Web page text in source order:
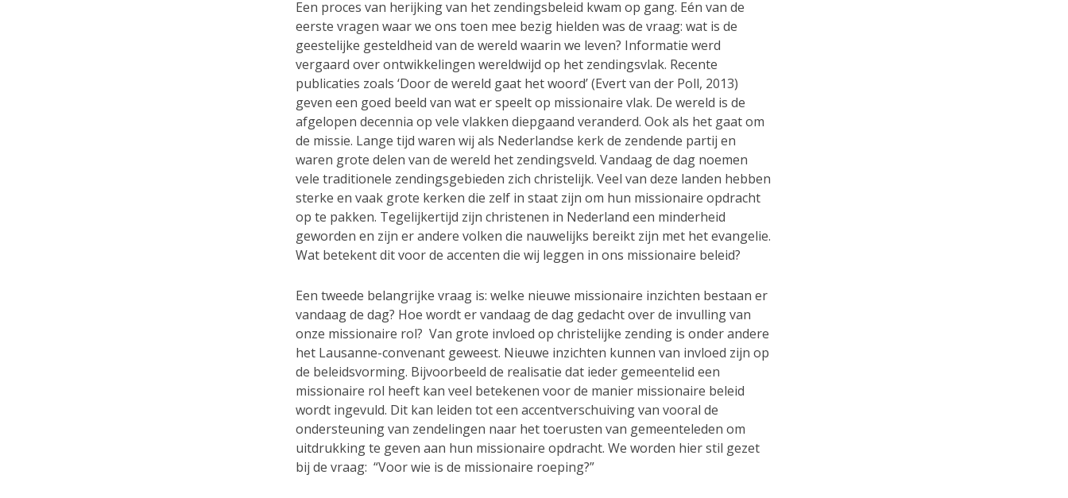
Een proces van herijking van het zendingsbeleid kwam op gang. Eén van de
eerste vragen waar we ons toen mee bezig hielden was de vraag: wat is de
geestelijke gesteldheid van de wereld waarin we leven? Informatie werd
vergaard over ontwikkelingen wereldwijd op het zendingsvlak. Recente
publicaties zoals ‘Door de wereld gaat het woord’ (Evert van der Poll, 2013)
geven een goed beeld van wat er speelt op missionaire vlak. De wereld is de
afgelopen decennia op vele vlakken diepgaand veranderd. Ook als het gaat om
de missie. Lange tijd waren wij als Nederlandse kerk de zendende partij en
waren grote delen van de wereld het zendingsveld. Vandaag de dag noemen
vele traditionele zendingsgebieden zich christelijk. Veel van deze landen hebben
sterke en vaak grote kerken die zelf in staat zijn om hun missionaire opdracht
op te pakken. Tegelijkertijd zijn christenen in Nederland een minderheid
geworden en zijn er andere volken die nauwelijks bereikt zijn met het evangelie.
Wat betekent dit voor de accenten die wij leggen in ons missionaire beleid?
Een tweede belangrijke vraag is: welke nieuwe missionaire inzichten bestaan er
vandaag de dag? Hoe wordt er vandaag de dag gedacht over de invulling van
onze missionaire rol? Van grote invloed op christelijke zending is onder andere
het Lausanne-convenant geweest. Nieuwe inzichten kunnen van invloed zijn op
de beleidsvorming. Bijvoorbeeld de realisatie dat ieder gemeentelid een
missionaire rol heeft kan veel betekenen voor de manier missionaire beleid
wordt ingevuld. Dit kan leiden tot een accentverschuiving van vooral de
ondersteuning van zendelingen naar het toerusten van gemeenteleden om
uitdrukking te geven aan hun missionaire opdracht. We worden hier stil gezet
bij de vraag: “Voor wie is de missionaire roeping?”